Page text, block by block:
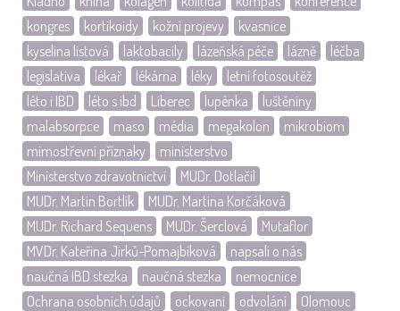
kongres
kortikoidy kožní projevy
kvasnice
kyselina listová
laktobacily lázeňská péče lázně
léčba
legislativa
lékař lékárna léky
letní fotosoutěž
léto i IBD
léto s ibd Liberec lupénka
luštěniny
malabsorpce
maso média megakolon
mikrobiom
mimostřevní příznaky
ministerstvo
Ministerstvo zdravotnictví
MUDr. Dotlačil
MUDr. Martin Bortlík
MUDr. Martina Korčáková
MUDr. Richard Sequens
MUDr. Šerclová
Mutaflor
MVDr. Kateřina Jirků-Pomajbíková
napsali o nás
naučná IBD stezka
naučná stezka
nemocnice
Ochrana osobních údajů
ockovani odvolání
Olomouc